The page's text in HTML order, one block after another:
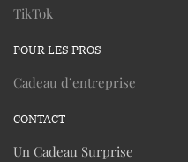
TikTok
POUR LES PROS
Cadeau d’entreprise
CONTACT
Un Cadeau Surprise